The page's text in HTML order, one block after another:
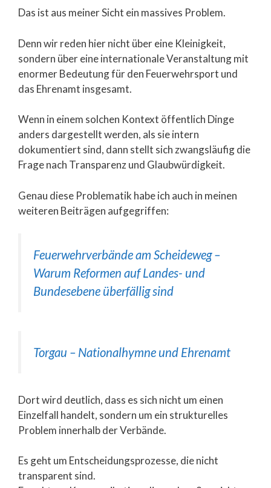
Das ist aus meiner Sicht ein massives Problem.
Denn wir reden hier nicht über eine Kleinigkeit,
sondern über eine internationale Veranstaltung mit
enormer Bedeutung für den Feuerwehrsport und
das Ehrenamt insgesamt.
Wenn in einem solchen Kontext öffentlich Dinge
anders dargestellt werden, als sie intern
dokumentiert sind, dann stellt sich zwangsläufig die
Frage nach Transparenz und Glaubwürdigkeit.
Genau diese Problematik habe ich auch in meinen
weiteren Beiträgen aufgegriffen:
Feuerwehrverbände am Scheideweg –
Warum Reformen auf Landes- und
Bundesebene überfällig sind
Torgau – Nationalhymne und Ehrenamt
Dort wird deutlich, dass es sich nicht um einen
Einzelfall handelt, sondern um ein strukturelles
Problem innerhalb der Verbände.
Es geht um Entscheidungsprozesse, die nicht
transparent sind.